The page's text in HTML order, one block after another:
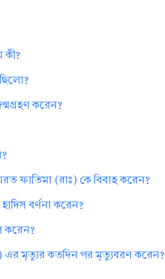
কী?
করেন?
ফাতিমা (রাঃ) কে বিবাহ করেন?
বর্ণনা করেন?
করেন?
এর মৃত্যুর কতদিন পর মৃত্যুবরণ করেন?